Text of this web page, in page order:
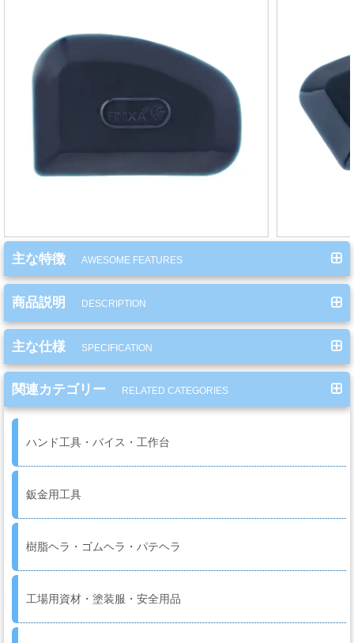
フ・
カ
ス
タ
ム
系
材
料
マ
ク
ブ
Mack
Brush
主な特徴 AWESOME FEATURES
商品説明 DESCRIPTION
主な仕様 SPECIFICATION
関連カテゴリー RELATED CATEGORIES
ハンド工具・バイス・工作台
鈑金用工具
樹脂ヘラ・ゴムヘラ・パテヘラ
工場用資材・塗装服・安全用品